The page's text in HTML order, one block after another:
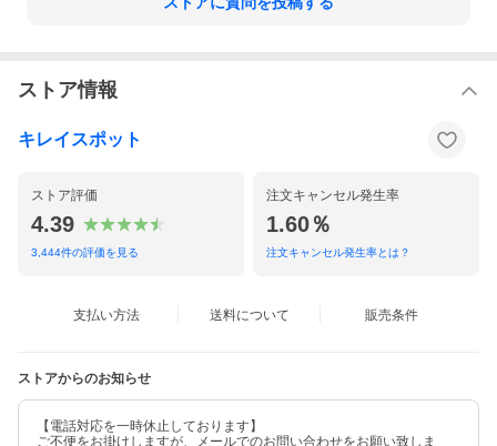
ストア情報
キレイスポット
ストア評価
4.39
3,444件の評価を見る
注文キャンセル発生率
1.60％
注文キャンセル発生率とは？
支払い方法 送料について 販売条件
ストアからのお知らせ
【電話対応を一時休止しております】
ご不便をお掛けしますが、メールでのお問い合わせをお願い致しま